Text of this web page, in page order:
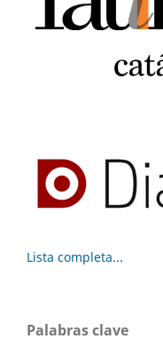
Lista completa...
Palabras clave